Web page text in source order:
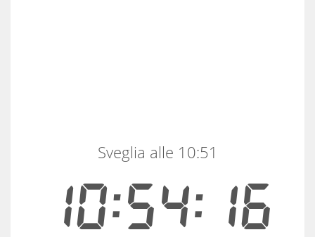
10:54:16
Sveglia alle 10:51